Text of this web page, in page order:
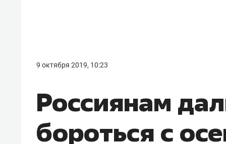
9 октября 2019, 10:23
Россиянам
бороться с
правил, бизнес может
потерять минимум